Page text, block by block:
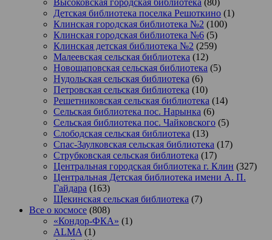
Высоковская городская библиотека (80)
Детская библиотека поселка Решоткино (1)
Клинская городская библиотека №2 (100)
Клинская городская библиотека №6 (5)
Клинская детская библиотека №2 (259)
Малеевская сельская библиотека (12)
Новощаповская сельская библиотека (5)
Нудольская сельская библиотека (6)
Петровская сельская библиотека (10)
Решетниковская сельская библиотека (14)
Сельская библиотека пос. Нарынка (6)
Сельская библиотека пос. Чайковского (5)
Слободская сельская библиотека (13)
Спас-Заулковская сельская библиотека (17)
Струбковская сельская библиотека (17)
Центральная городская библиотека г. Клин (327)
Центральная Детская библиотека имени А. П.
Гайдара (163)
Щекинская сельская библиотека (7)
Все о космосе (808)
«Кондор-ФКА» (1)
ALMA (1)